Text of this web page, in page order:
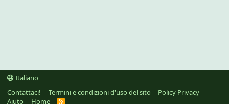
Italiano
Contattaci!
Termini e condizioni d'uso del sito
Policy Privacy
Aiuto
Home R